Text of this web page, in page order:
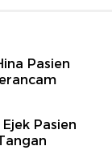
Pasien
Pasien